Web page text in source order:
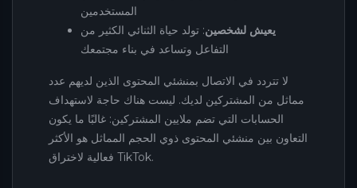
المستخدمين
يعيش لشخصين: تولد حياة الثنائي الكثير من
التفاعل وتساعد في بناء مجتمعك
لا تتردد في الاتصال بمنشئي المحتوى الذين لديهم عدد
مماثل من المشتركين لديك. ليست هناك حاجة لاستهداف
الحسابات التي تضم ملايين المشتركين: غالبًا ما يكون
التعاون بين منشئي المحتوى ذوي الحجم المماثل هو الأكثر
فعالية لاختراق TikTok.